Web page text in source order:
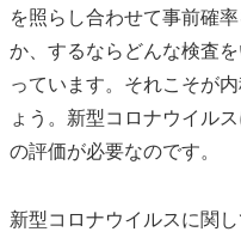
を照らし合わせて事前確
か、するならどんな検査
っています。それこそが
ょう。新型コロナウイル
の評価が必要なのです。
新型コロナウイルスに関